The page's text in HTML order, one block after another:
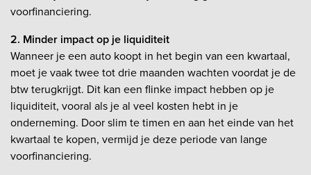
voorfinanciering.
2. Minder impact op je liquiditeit
Wanneer je een auto koopt in het begin van een kwartaal,
moet je vaak twee tot drie maanden wachten voordat je de
btw terugkrijgt. Dit kan een flinke impact hebben op je
liquiditeit, vooral als je al veel kosten hebt in je
onderneming. Door slim te timen en aan het einde van het
kwartaal te kopen, vermijd je deze periode van lange
voorfinanciering.